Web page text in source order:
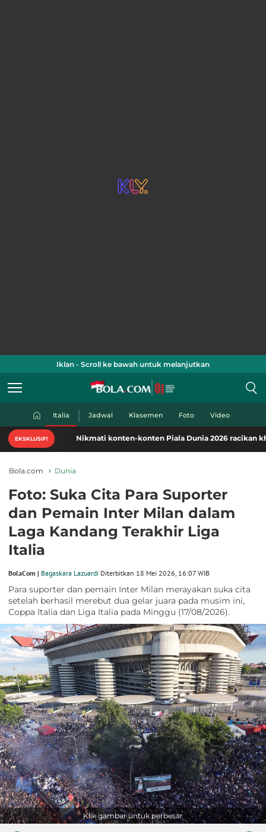
Iklan - Scroll ke bawah untuk melanjutkan
Italia Jadwal Klasemen Foto Video
EKSKLUSIF! Nikmati konten-konten Piala Dunia 2026 racikan khas
Bola.com Dunia
Foto: Suka Cita Para Suporter
dan Pemain Inter Milan dalam
Laga Kandang Terakhir Liga
Italia
BolaCom | Bagaskara Lazuardi Diterbitkan 18 Mei 2026, 16:07 WIB
Para suporter dan pemain Inter Milan merayakan suka cita
setelah berhasil merebut dua gelar juara pada musim ini,
Coppa Italia dan Liga Italia pada Minggu (17/08/2026).
Klik gambar untuk perbesar